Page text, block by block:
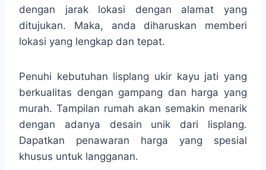
dengan jarak lokasi dengan alamat yang
ditujukan. Maka, anda diharuskan memberi
lokasi yang lengkap dan tepat.
Penuhi kebutuhan lisplang ukir kayu jati yang
berkualitas dengan gampang dan harga yang
murah. Tampilan rumah akan semakin menarik
dengan adanya desain unik dari lisplang.
Dapatkan penawaran harga yang spesial
khusus untuk langganan.